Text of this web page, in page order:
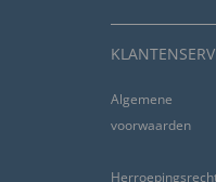
Algemene
voorwaarden